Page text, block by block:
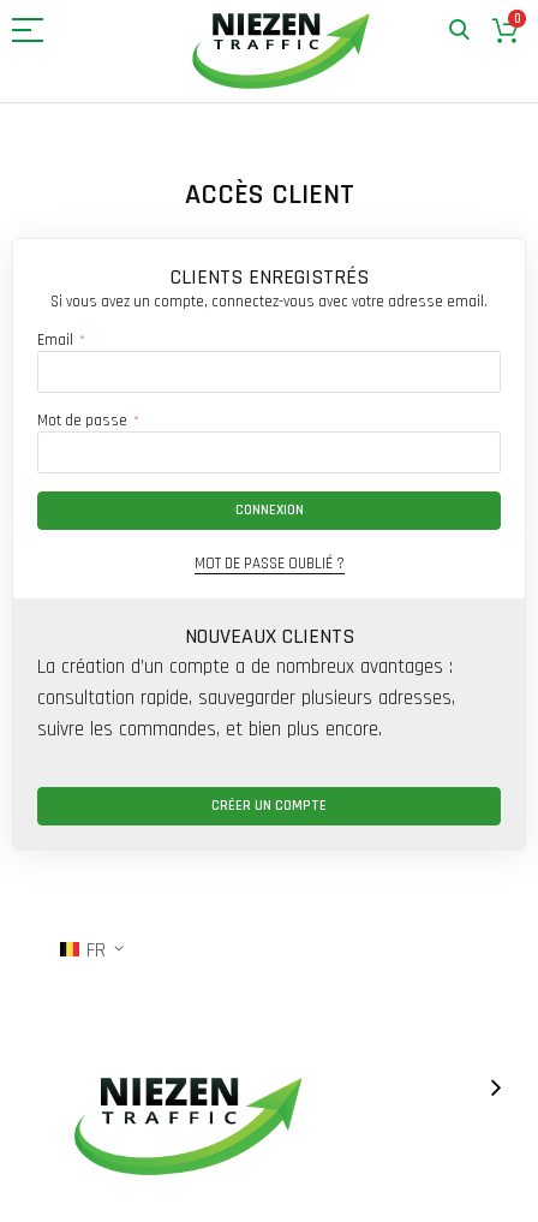
0
ACCÈS CLIENT
CLIENTS ENREGISTRÉS
Si vous avez un compte, connectez-vous avec votre adresse email.
Email
Mot de passe
CONNEXION
MOT DE PASSE OUBLIÉ ?
NOUVEAUX CLIENTS
La création d’un compte a de nombreux avantages :
consultation rapide, sauvegarder plusieurs adresses,
suivre les commandes, et bien plus encore.
CRÉER UN COMPTE
FR